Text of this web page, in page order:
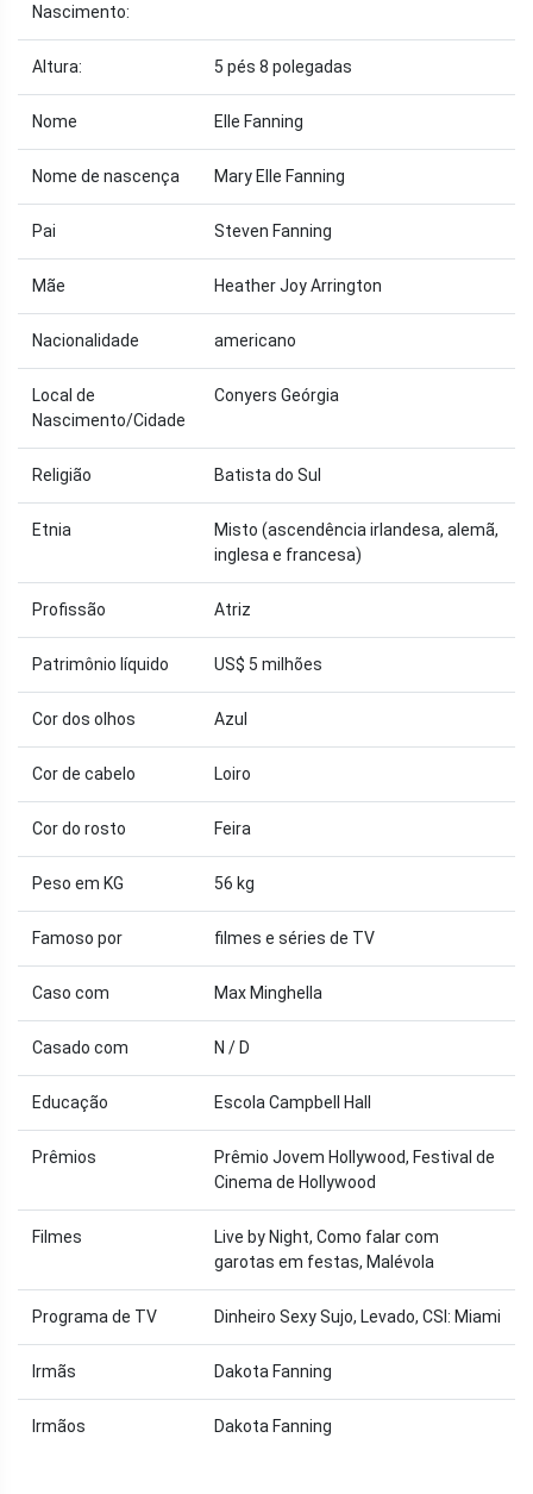
Nascimento:
Altura: 5 pés 8 polegadas
Nome Elle Fanning
Nome de nascença Mary Elle Fanning
Pai Steven Fanning
Mãe Heather Joy Arrington
Nacionalidade americano
Local de
Nascimento/Cidade
Conyers Geórgia
Religião Batista do Sul
Etnia
Misto (ascendência irlandesa, alemã,
inglesa e francesa)
Profissão Atriz
Patrimônio líquido US$ 5 milhões
Cor dos olhos Azul
Cor de cabelo Loiro
Cor do rosto Feira
Peso em KG 56 kg
Famoso por filmes e séries de TV
Caso com Max Minghella
Casado com N / D
Educação Escola Campbell Hall
Prêmios
Prêmio Jovem Hollywood, Festival de
Cinema de Hollywood
Filmes
Live by Night, Como falar com
garotas em festas, Malévola
Programa de TV Dinheiro Sexy Sujo, Levado, CSI: Miami
Irmãs Dakota Fanning
Irmãos Dakota Fanning